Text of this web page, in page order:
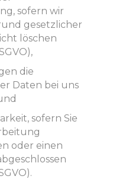
sofern wir
gesetzlicher
löschen
die
Daten bei uns
sofern Sie
oder einen